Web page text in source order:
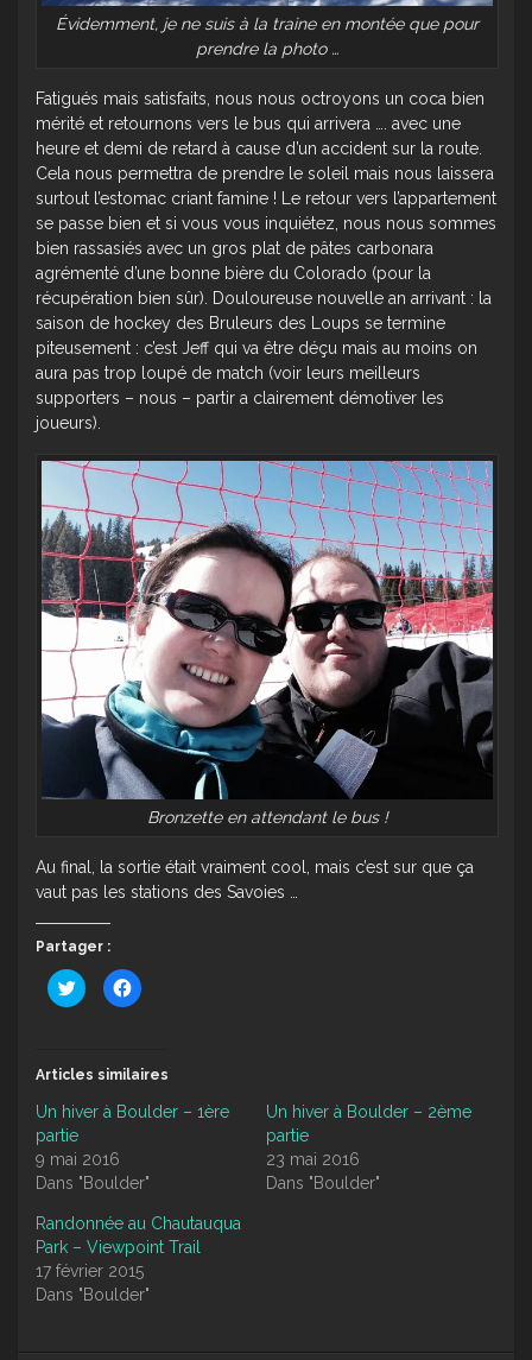
Évidemment, je ne suis à la traine en montée que pour
prendre la photo …
Fatigués mais satisfaits, nous nous octroyons un coca bien
mérité et retournons vers le bus qui arrivera …. avec une
heure et demi de retard à cause d’un accident sur la route.
Cela nous permettra de prendre le soleil mais nous laissera
surtout l’estomac criant famine ! Le retour vers l’appartement
se passe bien et si vous vous inquiétez, nous nous sommes
bien rassasiés avec un gros plat de pâtes carbonara
agrémenté d’une bonne bière du Colorado (pour la
récupération bien sûr). Douloureuse nouvelle an arrivant : la
saison de hockey des Bruleurs des Loups se termine
piteusement : c’est Jeff qui va être déçu mais au moins on
aura pas trop loupé de match (voir leurs meilleurs
supporters – nous – partir a clairement démotiver les
joueurs).
Bronzette en attendant le bus !
Au final, la sortie était vraiment cool, mais c’est sur que ça
vaut pas les stations des Savoies …
Partager :
Cliquez
pour
partager
une
nouvelle
Cliquez
pour
une
nouvelle
Articles similaires
Un hiver à Boulder – 1ère
partie
9 mai 2016
Dans "Boulder"
Un hiver à Boulder – 2ème
partie
23 mai 2016
Dans "Boulder"
Randonnée au Chautauqua
Park – Viewpoint Trail
17 février 2015
Dans "Boulder"